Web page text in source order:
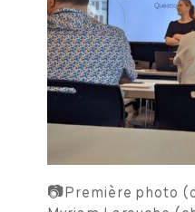
📷Première photo